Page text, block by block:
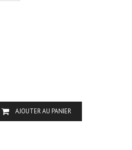
AJOUTER AU PANIER